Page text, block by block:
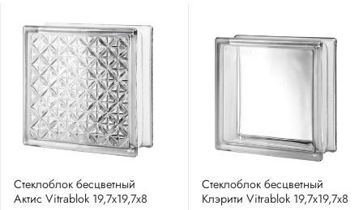
Стеклоблок бесцветный
Актис Vitrablok 19,7x19,7x8
Стеклоблок бесцветный
Клэрити Vitrablok 19,7x19,7x8